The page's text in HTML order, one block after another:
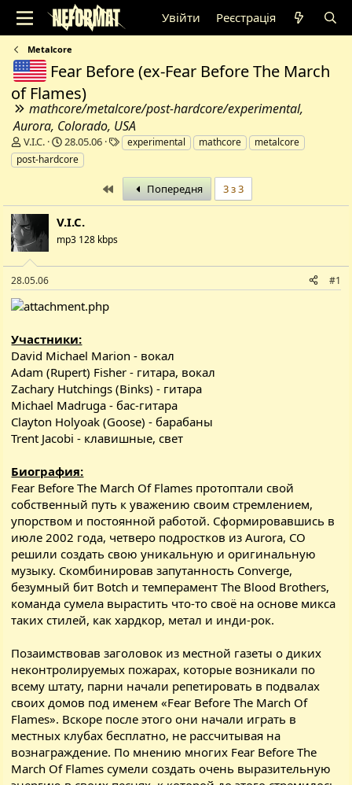
Увійти Реєстрація
Metalcore
Fear Before (ex-Fear Before The March
of Flames)
mathcore/metalcore/post-hardcore/experimental,
Aurora, Colorado, USA
А
в
т
т
е
м
и
V.I.C.
Д
а
т
в
о
е
я
28.05.06
Т
е
experimental mathcore
metalcore
post-hardcore
ПершийПопередня 3 з 3
V.I.C.
mp3 128 kbps
28.05.06 #1
Участники:
David Michael Marion - вокал
Adam (Rupert) Fisher - гитара, вокал
Zachary Hutchings (Binks) - гитара
Michael Madruga - бас-гитара
Clayton Holyoak (Goose) - барабаны
Trent Jacobi - клавишные, свет
Биография:
Fear Before The March Of Flames протоптали свой
собственный путь к уважению своим стремлением,
упорством и постоянной работой. Сформировавшись в
июле 2002 года, четверо подростков из Aurora, CO
решили создать свою уникальную и оригинальную
музыку. Скомбинировав запутанность Converge,
безумный бит Botch и темперамент The Blood Brothers,
команда сумела вырастить что-то своё на основе микса
таких стилей, как хардкор, метал и инди-рок.
Позаимствовав заголовок из местной газеты о диких
неконтролируемых пожарах, которые возникали по
всему штату, парни начали репетировать в подвалах
своих домов под именем «Fear Before The March Of
Flames». Вскоре после этого они начали играть в
местных клубах бесплатно, не рассчитывая на
вознаграждение. По мнению многих Fear Before The
March Of Flames сумели создать очень выразительную